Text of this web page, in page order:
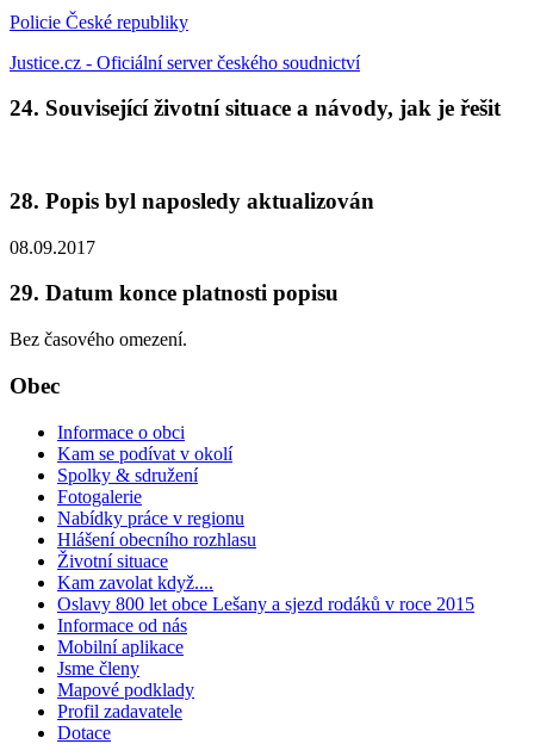
Policie České republiky
Justice.cz - Oficiální server českého soudnictví
24. Související životní situace a návody, jak je řešit
28. Popis byl naposledy aktualizován
08.09.2017
29. Datum konce platnosti popisu
Bez časového omezení.
Obec
Informace o obci
Kam se podívat v okolí
Spolky & sdružení
Fotogalerie
Nabídky práce v regionu
Hlášení obecního rozhlasu
Životní situace
Kam zavolat když....
Oslavy 800 let obce Lešany a sjezd rodáků v roce 2015
Informace od nás
Mobilní aplikace
Jsme členy
Mapové podklady
Profil zadavatele
Dotace